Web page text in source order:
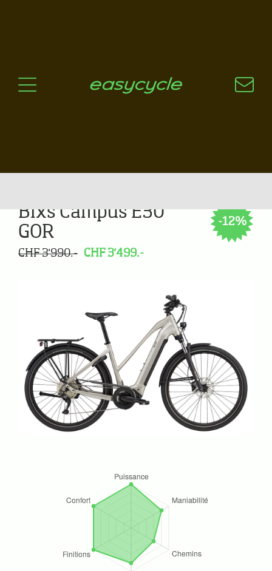
Nos critères de sélection
Bixs Campus E30
GOR
-12%
CHF 3'990.- CHF 3'499.-